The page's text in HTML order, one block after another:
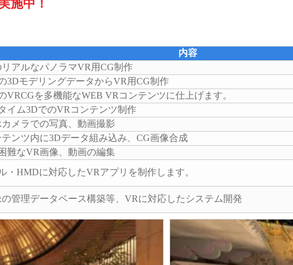
施中！
内容
アルなパノラマVR用CG制作
3DモデリングデータからVR用CG制作
VRCGを多機能なWEB VRコンテンツに仕上げます。
イム3DでのVRコンテンツ制作
メラでの写真、動画撮影
ンツ内に3Dデータ組み込み、CG画像合成
難なVR画像、動画の編集
・HMDに対応したVRアプリを制作します。
管理データベース構築等、VRに対応したシステム開発